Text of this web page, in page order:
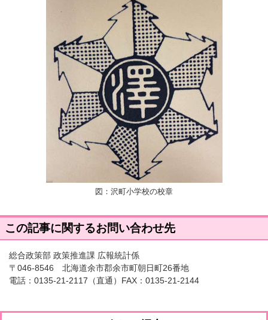
図：沢町小学校の校章
この記事に関するお問い合わせ先
総合政策部 政策推進課 広報統計係
〒046-8546 北海道余市郡余市町朝日町26番地
電話： 0135-21-2117 （直通）FAX：0135-21-2144